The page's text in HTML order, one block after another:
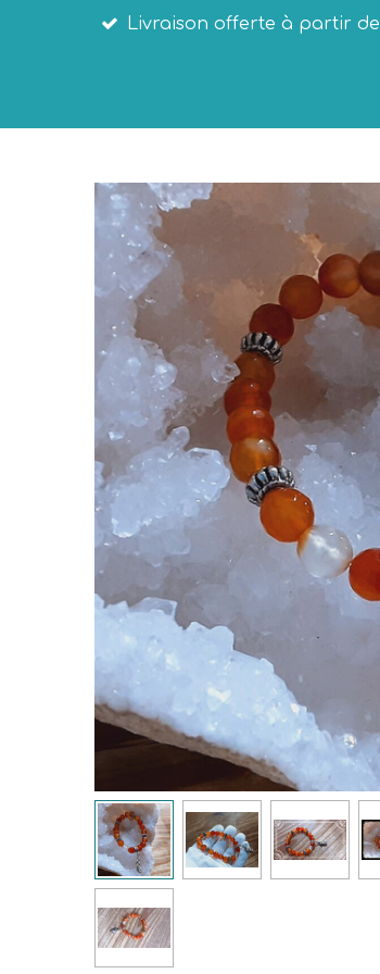
Livraison offerte à partir de